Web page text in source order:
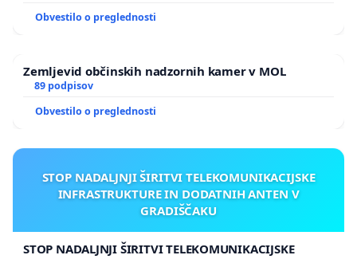
Obvestilo o preglednosti
Zemljevid občinskih nadzornih kamer v MOL
89 podpisov
Obvestilo o preglednosti
STOP NADALJNJI ŠIRITVI TELEKOMUNIKACIJSKE
INFRASTRUKTURE IN DODATNIH ANTEN V
GRADIŠČAKU
STOP NADALJNJI ŠIRITVI TELEKOMUNIKACIJSKE